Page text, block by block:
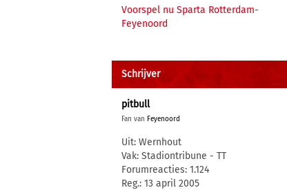
Voorspel nu Sparta Rotterdam-
Feyenoord
Schrijver
pitbull
Fan van Feyenoord
Uit: Wernhout
Vak: Stadiontribune - TT
Forumreacties: 1.124
Reg.: 13 april 2005